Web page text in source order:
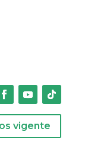
vigente